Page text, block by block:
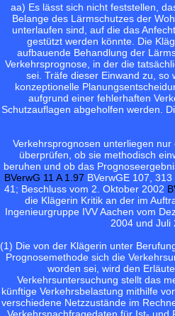
aa) Es lässt sich nicht feststellen,
Belange des Lärmschutzes der
unterlaufen sind, auf die das
gestützt werden könnte. Die
aufbauende Behandlung der
Verkehrsprognose, in der die
sei. Träfe dieser Einwand zu, so
konzeptionelle
aufgrund einer fehlerhaften
Schutzauflagen abgeholfen werden.
Verkehrsprognosen unterliegen
überprüfen, ob sie methodisch
beruhen und ob das
BVerwG 11 A 1.97 BVerwGE 107,
41; Beschluss vom 2. Oktober 2002
die Klägerin Kritik an der im
Ingenieurgruppe IVV Aachen vom
2004 und Juli
(1) Die von der Klägerin unter
Prognosemethode sich die
worden sei, wird den
Verkehrsuntersuchung stellt das
künftige Verkehrsbelastung mithilfe
verschiedene Netzzustände im
Verkehrsnachfragedaten für Ist- und